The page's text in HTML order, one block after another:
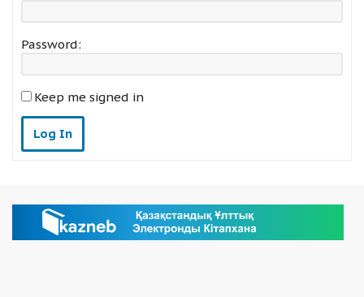
Password:
Keep me signed in
Log In